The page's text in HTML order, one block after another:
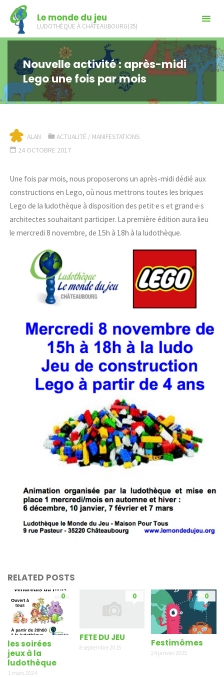
content
Le monde du jeu
LUDOTHÈQUE À CHÂTEAUBOURG(35)
Nouvelle activité : après-midi
Lego une fois par mois
ALAN ACTUALITÉ / MANIFESTATIONS
24 OCTOBRE 2017
Une fois par mois, nous proposerons un après-midi dédié aux
constructions en Lego, où nous mettrons toutes les briques
Lego de la ludothèque à disposition des petit·e·s et grand·e·s
architectes souhaitant participer. La première édition aura lieu
lemercredi 8 novembre, de 15h à 18h à la ludothèque.
RELATED POSTS
0
les soirées
jeux à la
ludothèque
1 mars 2024
0
FETE DU JEU
8 septembre 2015
0
Festimômes
24 janvier 2025